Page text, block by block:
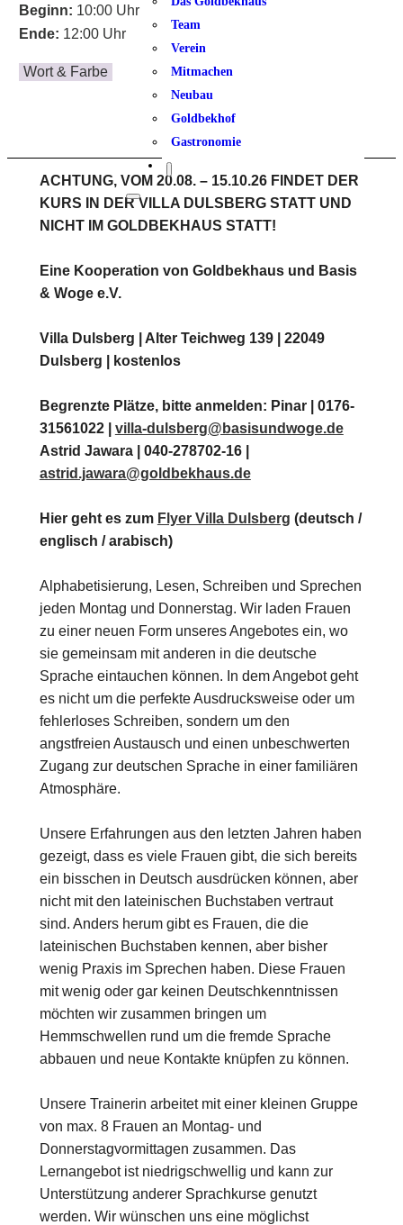
Team
Verein
Mitmachen
Neubau
Goldbekhof
Gastronomie
Beginn: 10:00 Uhr
Ende: 12:00 Uhr
Wort & Farbe
ACHTUNG, VOM 20.08. – 15.10.26 FINDET DER
KURS IN DER VILLA DULSBERG STATT UND
NICHT IM GOLDBEKHAUS STATT!
Eine Kooperation von Goldbekhaus und Basis
& Woge e.V.
Villa Dulsberg | Alter Teichweg 139 | 22049
Dulsberg | kostenlos
Begrenzte Plätze, bitte anmelden: Pinar | 0176-
31561022 | villa-dulsberg@basisundwoge.de
Astrid Jawara | 040-278702-16 |
astrid.jawara@goldbekhaus.de
Hier geht es zum Flyer Villa Dulsberg (deutsch /
englisch / arabisch)
Alphabetisierung, Lesen, Schreiben und Sprechen
jeden Montag und Donnerstag. Wir laden Frauen
zu einer neuen Form unseres Angebotes ein, wo
sie gemeinsam mit anderen in die deutsche
Sprache eintauchen können. In dem Angebot geht
es nicht um die perfekte Ausdrucksweise oder um
fehlerloses Schreiben, sondern um den
angstfreien Austausch und einen unbeschwerten
Zugang zur deutschen Sprache in einer familiären
Atmosphäre.
Unsere Erfahrungen aus den letzten Jahren haben
gezeigt, dass es viele Frauen gibt, die sich bereits
ein bisschen in Deutsch ausdrücken können, aber
nicht mit den lateinischen Buchstaben vertraut
sind. Anders herum gibt es Frauen, die die
lateinischen Buchstaben kennen, aber bisher
wenig Praxis im Sprechen haben. Diese Frauen
mit wenig oder gar keinen Deutschkenntnissen
möchten wir zusammen bringen um
Hemmschwellen rund um die fremde Sprache
abbauen und neue Kontakte knüpfen zu können.
Unsere Trainerin arbeitet mit einer kleinen Gruppe
von max. 8 Frauen an Montag- und
Donnerstagvormittagen zusammen. Das
Lernangebot ist niedrigschwellig und kann zur
Unterstützung anderer Sprachkurse genutzt
werden. Wir wünschen uns eine möglichst